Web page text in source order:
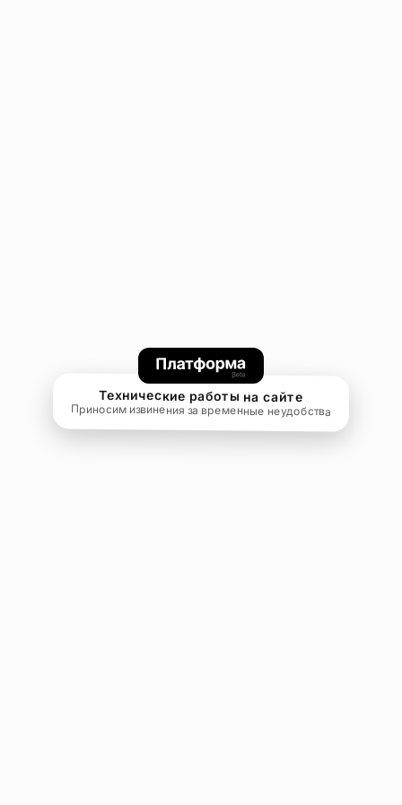
Технические работы на сайте
Приносим извинения за временные неудобства